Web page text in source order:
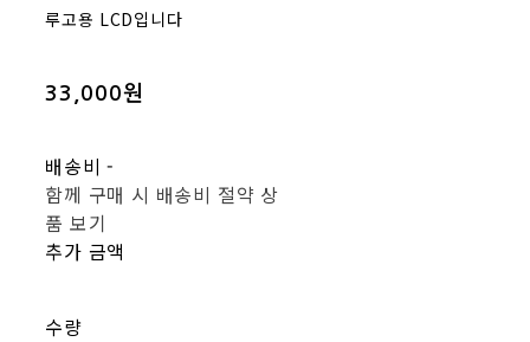
루고용 LCD입니다
33,000원
배송비-
함께 구매 시 배송비 절약 상
품 보기
추가 금액
수량